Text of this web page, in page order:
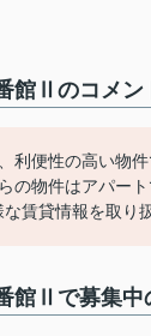
館Ⅱのコメン
利便性の高い物
の物件はアパー
賃貸情報を取り
館Ⅱで募集中